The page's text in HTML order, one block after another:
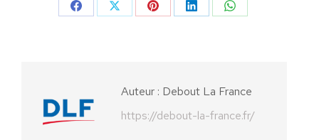
PartagerPartagerPartagerPartagerPartager
Auteur : Debout La France
https://debout-la-france.fr/